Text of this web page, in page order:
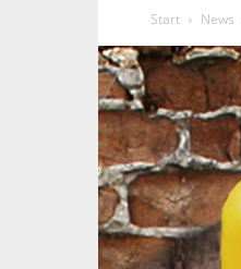
Start News